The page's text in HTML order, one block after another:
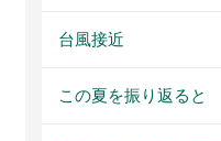
台風接近
この夏を振り返ると